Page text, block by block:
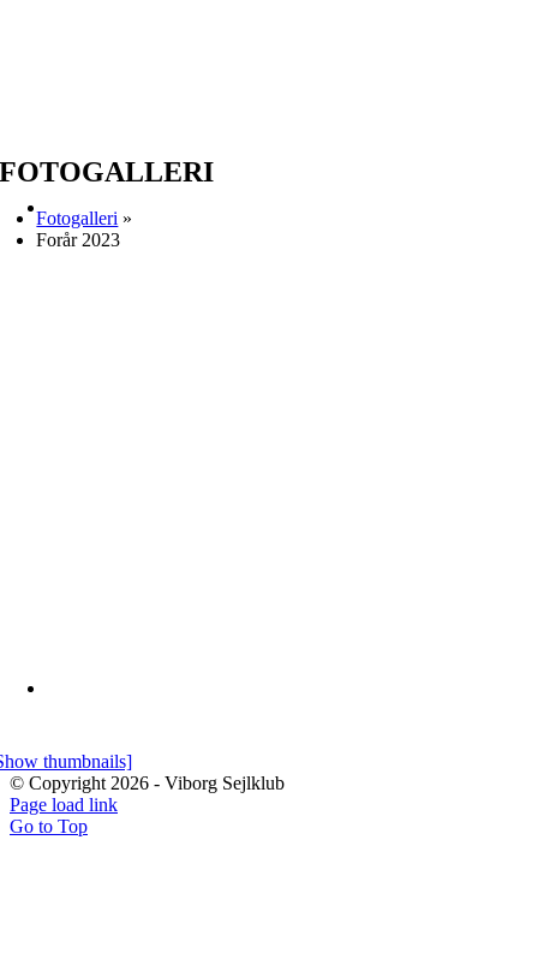
FOTOGALLERI
Fotogalleri »
Forår 2023
thumbnails]
© Copyright 2026 - Viborg Sejlklub
Page load link
Go to Top